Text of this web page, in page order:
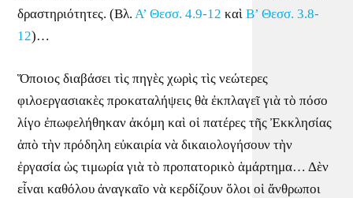
δραστηριότητες. (Βλ.Α’ Θεσσ. 4.9-12 καὶΒ’ Θεσσ. 3.8-
12)…
Ὅποιος διαβάσει τὶς πηγὲς χωρὶς τὶς νεώτερες
φιλοεργασιακὲς προκαταλήψεις θὰ ἐκπλαγεῖ γιὰ τὸ πόσο
λίγο ἐπωφελήθηκαν ἀκόμη καὶ οἱ πατέρες τῆς Ἐκκλησίας
ἀπὸ τὴν πρόδηλη εὐκαιρία νὰ δικαιολογήσουν τὴν
ἐργασία ὡς τιμωρία γιὰ τὸ προπατορικὸ ἁμάρτημα… Δὲν
εἶναι καθόλου ἀναγκαῖο νὰ κερδίζουν ὅλοι οἱ ἄνθρωποι